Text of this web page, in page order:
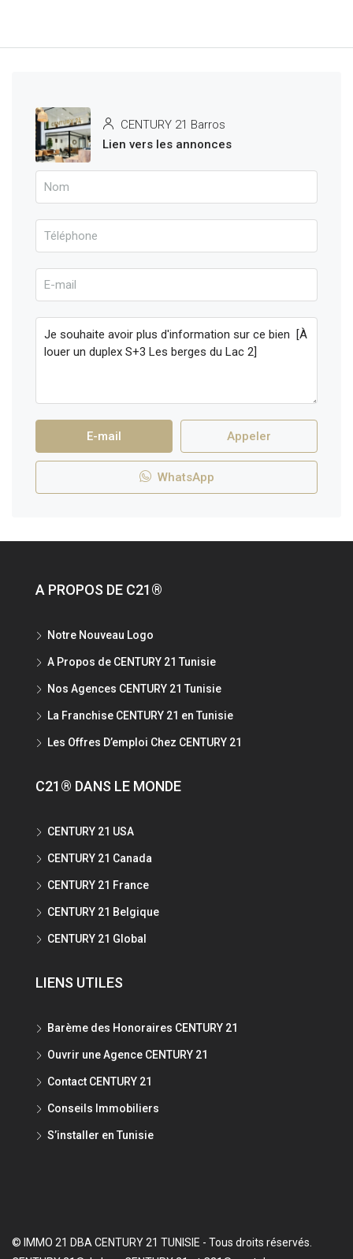
CENTURY 21 Barros
Lien vers les annonces
E-mail Appeler
WhatsApp
A PROPOS DE C21®
Notre Nouveau Logo
A Propos de CENTURY 21 Tunisie
Nos Agences CENTURY 21 Tunisie
La Franchise CENTURY 21 en Tunisie
Les Offres D’emploi Chez CENTURY 21
C21® DANS LE MONDE
CENTURY 21 USA
CENTURY 21 Canada
CENTURY 21 France
CENTURY 21 Belgique
CENTURY 21 Global
LIENS UTILES
Barème des Honoraires CENTURY 21
Ouvrir une Agence CENTURY 21
Contact CENTURY 21
Conseils Immobiliers
S’installer en Tunisie
© IMMO 21 DBA CENTURY 21 TUNISIE - Tous droits réservés.